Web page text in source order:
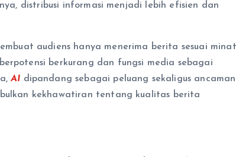
distribusi informasi menjadi lebih efisien dan
audiens hanya menerima berita sesuai minat
berkurang dan fungsi media sebagai
AI dipandang sebagai peluang sekaligus ancaman
kekhawatiran tentang kualitas berita